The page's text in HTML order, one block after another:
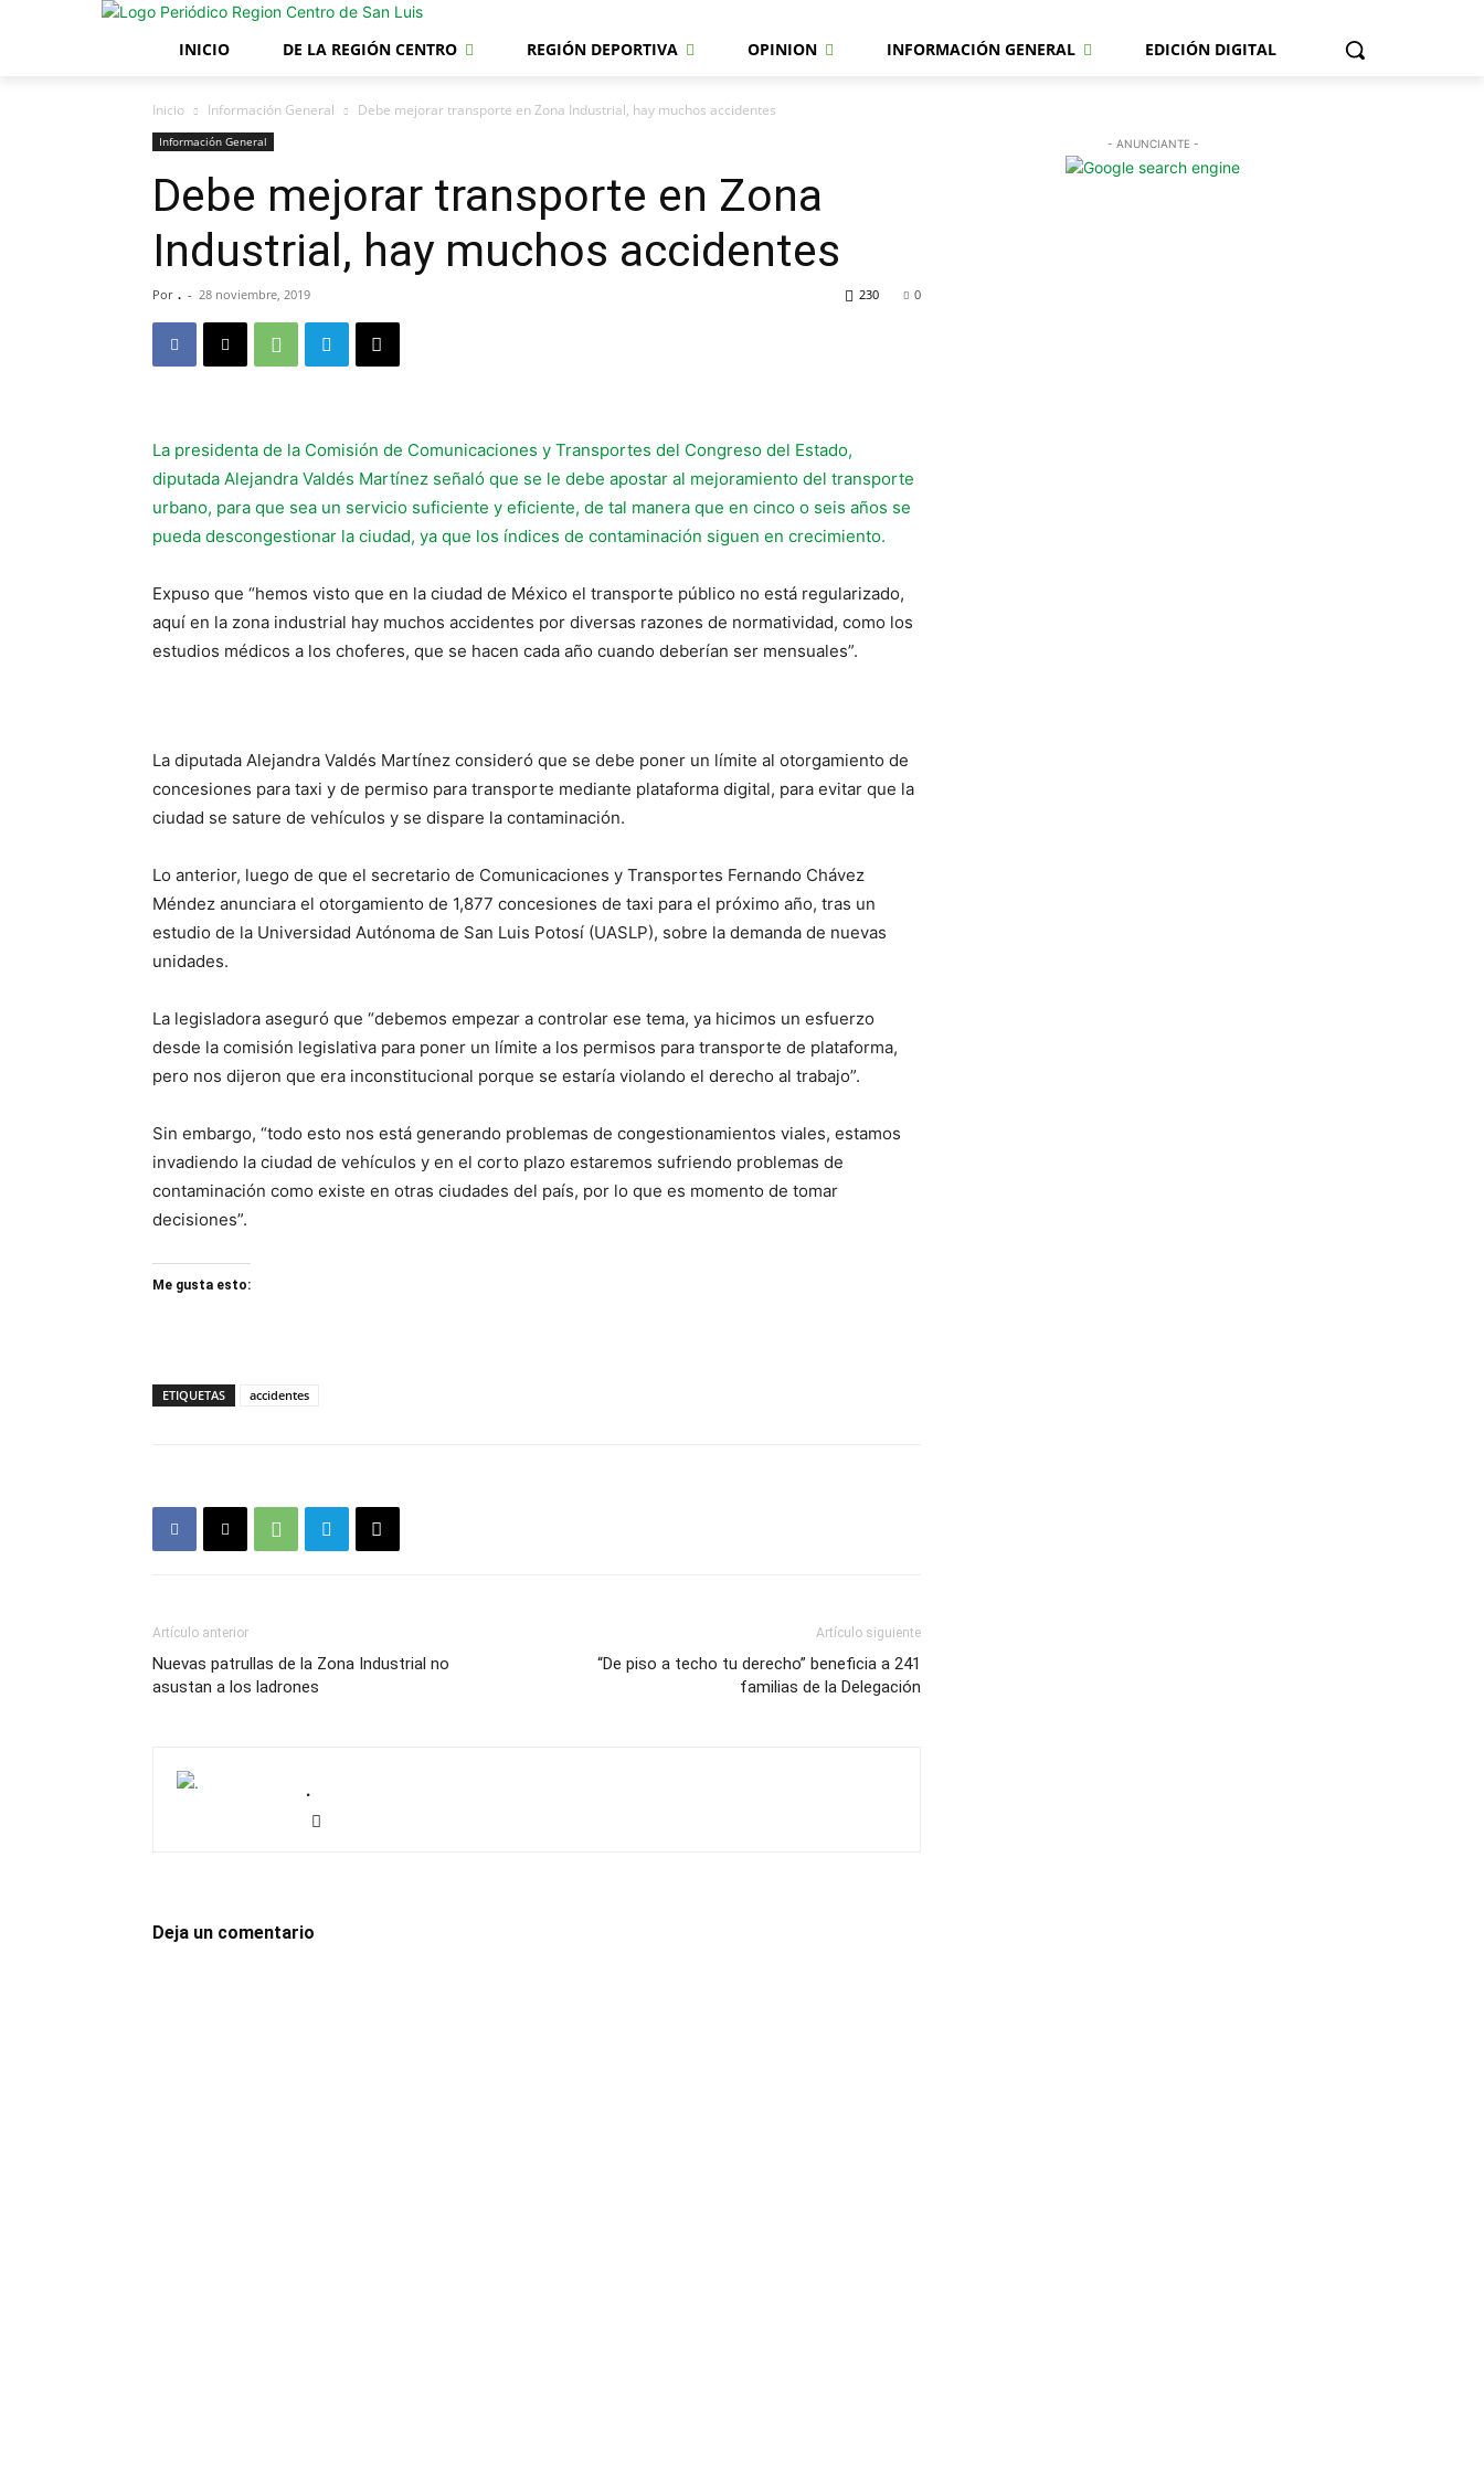
INICIO DE LA REGIÓN CENTRO REGIÓN DEPORTIVA OPINION INFORMACIÓN GENERAL EDICIÓN DIGITAL
Inicio Información General Debe mejorar transporte en Zona Industrial, hay muchos accidentes
Información General
Debe mejorar transporte en Zona
Industrial, hay muchos accidentes
Por . - 28 noviembre, 2019 0
230
La presidenta de la Comisión de Comunicaciones y Transportes del Congreso del Estado,
diputada Alejandra Valdés Martínez señaló que se le debe apostar al mejoramiento del transporte
urbano, para que sea un servicio suficiente y eficiente, de tal manera que en cinco o seis años se
pueda descongestionar la ciudad, ya que los índices de contaminación siguen en crecimiento.
Expuso que “hemos visto que en la ciudad de México el transporte público no está regularizado,
aquí en la zona industrial hay muchos accidentes por diversas razones de normatividad, como los
estudios médicos a los choferes, que se hacen cada año cuando deberían ser mensuales”.
La diputada Alejandra Valdés Martínez consideró que se debe poner un límite al otorgamiento de
concesiones para taxi y de permiso para transporte mediante plataforma digital, para evitar que la
ciudad se sature de vehículos y se dispare la contaminación.
Lo anterior, luego de que el secretario de Comunicaciones y Transportes Fernando Chávez
Méndez anunciara el otorgamiento de 1,877 concesiones de taxi para el próximo año, tras un
estudio de la Universidad Autónoma de San Luis Potosí (UASLP), sobre la demanda de nuevas
unidades.
La legisladora aseguró que “debemos empezar a controlar ese tema, ya hicimos un esfuerzo
desde la comisión legislativa para poner un límite a los permisos para transporte de plataforma,
pero nos dijeron que era inconstitucional porque se estaría violando el derecho al trabajo”.
Sin embargo, “todo esto nos está generando problemas de congestionamientos viales, estamos
invadiendo la ciudad de vehículos y en el corto plazo estaremos sufriendo problemas de
contaminación como existe en otras ciudades del país, por lo que es momento de tomar
decisiones”.
Me gusta esto:
ETIQUETAS accidentes
Artículo anterior
Nuevas patrullas de la Zona Industrial no
asustan a los ladrones
Artículo siguiente
“De piso a techo tu derecho” beneficia a 241
familias de la Delegación
.
Deja un comentario
- ANUNCIANTE -